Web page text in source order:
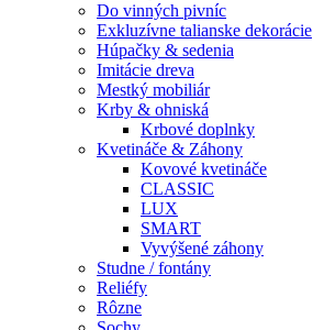
Do vinných pivníc
Exkluzívne talianske dekorácie
Húpačky & sedenia
Imitácie dreva
Mestký mobiliár
Krby & ohniská
Krbové doplnky
Kvetináče & Záhony
Kovové kvetináče
CLASSIC
LUX
SMART
Vyvýšené záhony
Studne / fontány
Reliéfy
Rôzne